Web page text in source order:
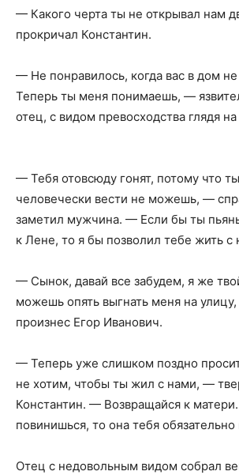
— Какого черта ты не открывал нам
прокричал Константин.
— Не понравилось, когда вас в дом не
Теперь ты меня понимаешь, —
отец, с видом превосходства глядя
— Тебя отовсюду гонят, потому что
человечески вести не можешь, —
заметил мужчина. — Если бы ты
к Лене, то я бы позволил тебе жить с
— Сынок, давай все забудем, я же
можешь опять выгнать меня на
произнес Егор Иванович.
— Теперь уже слишком поздно
не хотим, чтобы ты жил с нами, —
Константин. — Возвращайся к
повинишься, то она тебя
Отец с недовольным видом собрал